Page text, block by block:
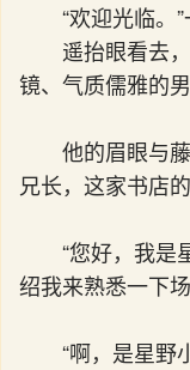
“欢迎光临。
遥抬眼看去
镜、气质儒雅的
他的眉眼与
兄长，这家书店的
“您好，我是
绍我来熟悉一下
“啊，是星野